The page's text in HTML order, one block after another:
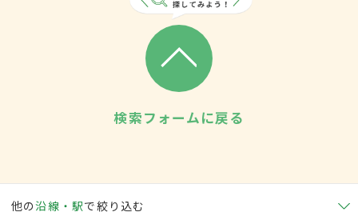
検索フォームに戻る
他の沿線・駅で絞り込む